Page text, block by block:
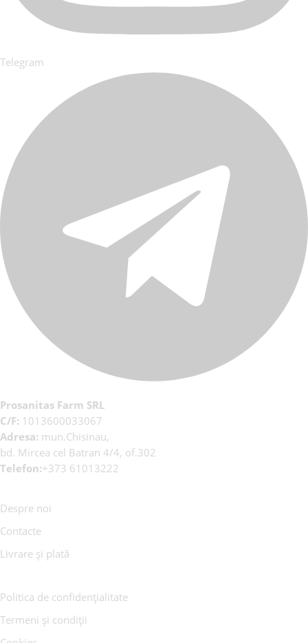
Telegram
Prosanitas Farm SRL
C/F: 1013600033067
Adresa: mun.Chisinau,
bd. Mircea cel Batran 4/4, of.302
Telefon:+373 61013222
Despre noi
Contacte
Livrare și plată
Politica de confidențialitate
Termeni și condiții